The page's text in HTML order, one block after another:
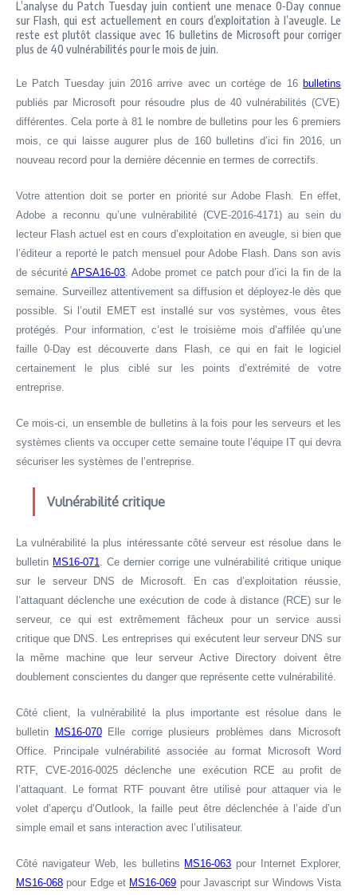
L’analyse du Patch Tuesday juin contient une menace 0-Day connue
sur Flash, qui est actuellement en cours d’exploitation à l’aveugle. Le
reste est plutôt classique avec 16 bulletins de Microsoft pour corriger
plus de 40 vulnérabilités pour le mois de juin.
Le Patch Tuesday juin 2016arrive avec un cortège de 16 bulletins
publiés par Microsoft pour résoudre plus de 40 vulnérabilités (CVE)
différentes. Cela porte à 81 le nombre de bulletins pour les 6 premiers
mois, ce qui laisse augurer plus de 160 bulletins d’ici fin 2016, un
nouveau record pour la dernière décennie en termes de correctifs.
Votre attention doit se porter en priorité sur Adobe Flash. En effet,
Adobe a reconnu qu’une vulnérabilité (CVE-2016-4171) au sein du
lecteur Flash actuel est en cours d’exploitation en aveugle, si bien que
l’éditeur a reporté le patch mensuel pour Adobe Flash. Dans son avis
de sécurité APSA16-03. Adobe promet ce patch pour d’ici la fin de la
semaine. Surveillez attentivement sa diffusion et déployez-le dès que
possible. Si l’outil EMET est installé sur vos systèmes, vous êtes
protégés. Pour information, c’est le troisième mois d’affilée qu’une
faille 0-Day est découverte dans Flash, ce qui en fait le logiciel
certainement le plus ciblé sur les points d’extrémité de votre
entreprise.
Ce mois-ci, un ensemble de bulletins à la fois pour les serveurs et les
systèmes clients va occuper cette semaine toute l’équipe IT qui devra
sécuriser les systèmes de l’entreprise.
Vulnérabilité critique
La vulnérabilité la plus intéressante côté serveur est résolue dans le
bulletin MS16-071. Ce dernier corrige une vulnérabilité critique unique
sur le serveur DNS de Microsoft. En cas d’exploitation réussie,
l’attaquant déclenche une exécution de code à distance (RCE) sur le
serveur, ce qui est extrêmement fâcheux pour un service aussi
critique que DNS. Les entreprises qui exécutent leur serveur DNS sur
la même machine que leur serveur Active Directory doivent être
doublement conscientes du danger que représente cette vulnérabilité.
Côté client, la vulnérabilité la plus importante est résolue dans le
bulletin
MS16-070 Elle corrige plusieurs problèmes dans Microsoft
Office. Principale vulnérabilité associée au format Microsoft Word
RTF, CVE-2016-0025 déclenche une exécution RCE au profit de
l’attaquant. Le format RTF pouvant être utilisé pour attaquer via le
volet d’aperçu d’Outlook, la faille peut être déclenchée à l’aide d’un
simple email et sans interaction avec l’utilisateur.
Côté navigateur Web, les bulletins MS16-063 pour Internet Explorer,
MS16-068 pour Edge et MS16-069 pour Javascript sur Windows Vista